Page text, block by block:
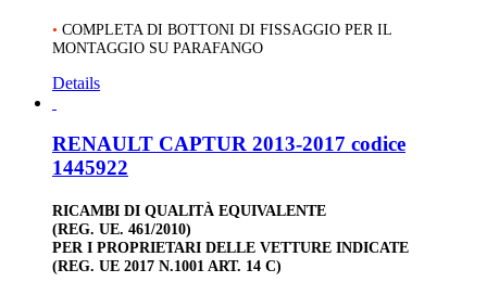
• COMPLETA DI BOTTONI DI FISSAGGIO PER IL
MONTAGGIO SU PARAFANGO
Details
RENAULT CAPTUR 2013-2017 codice
1445922
RICAMBI DI QUALITÀ EQUIVALENTE
(REG. UE. 461/2010)
PER I PROPRIETARI DELLE VETTURE INDICATE
(REG. UE 2017 N.1001 ART. 14 C)